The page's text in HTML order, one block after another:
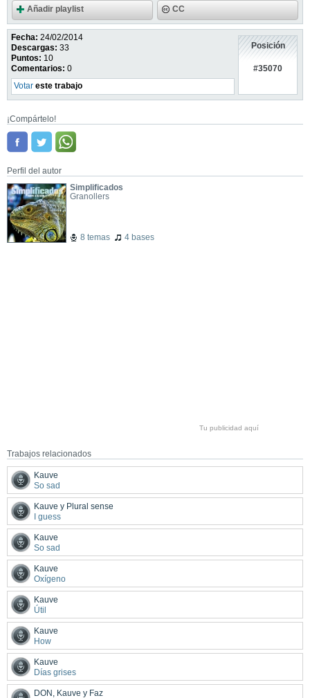
Añadir playlist CC
Fecha: 24/02/2014
Descargas: 33
Puntos: 10
Comentarios: 0
Votar este trabajo
Posición
#35070
¡Compártelo!
Perfil del autor
Simplificados
Granollers
8 temas 4 bases
Tu publicidad aquí
Trabajos relacionados
Kauve
So sad
Kauve y Plural sense
I guess
Kauve
So sad
Kauve
Oxígeno
Kauve
Útil
Kauve
How
Kauve
Días grises
DON, Kauve y Faz